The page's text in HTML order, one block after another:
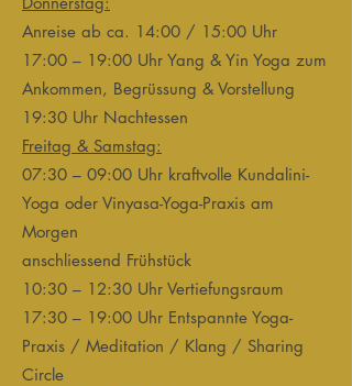
Anreise ab ca. 14:00 / 15:00 Uhr
17:00 – 19:00 Uhr Yang & Yin Yoga zum
Ankommen, Begrüssung & Vorstellung
19:30 Uhr Nachtessen
Freitag & Samstag:
07:30 – 09:00 Uhr kraftvolle Kundalini-
Yoga oder Vinyasa-Yoga-Praxis am
Morgen
anschliessend Frühstück
10:30 – 12:30 Uhr Vertiefungsraum
17:30 – 19:00 Uhr Entspannte Yoga-
Praxis / Meditation / Klang / Sharing
Circle